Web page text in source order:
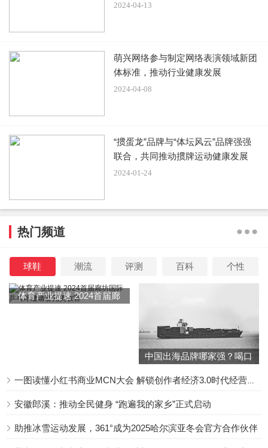
则是温柔的回过头来，看着自己的主人。这样的眼神直接让
宠物主人大为感动，真是一只温柔而又贴心的狗狗。萨摩耶
被自己的小主人带着去玩耍，看起来非常高兴。
所以说家里面有小孩子的，养一只萨摩耶是非常好的了。聪
的世界，有一只狗狗陪伴，更能培养他的爱心。可爱的萨摩
耶让人看着十分喜欢，智商还这么在线。让宠物主人来，有
可能都只是将他抱走。而温柔的小狗狗，就已经解决了这个
难题啦。
本文来源系统网络数据抓取，如不想被抓取传播，请告知删
原文链接：小主人在沙发上玩耍，萨摩耶担心他掉下去，接
2024-04-13
萌兴网络参与制定网络表演领域新团
体标准，推动行业健康发展
2024-04-08
“掼蛋龙”品牌与“体坛风云”品牌强强
联合，共同推动掼牌运动健康发展
2024-01-24
热门频道
球鞋 潮流 评测 百科 个性
体育产业提速 2024首届廊
中国出海品牌哪家强？喝口
安徽郎溪：推动全民健身 “跑遍我的家乡”正式启动
助推冰雪运动发展，361°成为2025哈尔滨亚冬会官方合作伙伴